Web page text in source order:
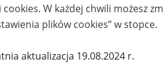
Szkolenie stacjonarne w siedzibie firmy,
Zgłoszenia przyjmujemy na adres e-mail:
W temacie wiadomości wpisz: Zaproś
Poznań/Konin/Koło/Turek/Słupca/
W każdej chwili możesz
plików cookies” w stopce.
aktualizacja 19.08.2024 r.